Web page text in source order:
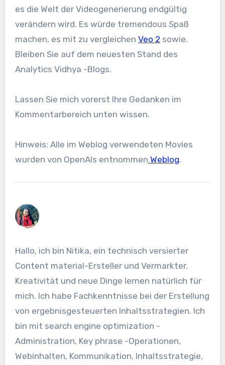
es die Welt der Videogenerierung endgültig
verändern wird. Es würde tremendous Spaß
machen, es mit zu vergleichen Veo 2 sowie.
Bleiben Sie auf dem neuesten Stand des
Analytics Vidhya -Blogs.
Lassen Sie mich vorerst Ihre Gedanken im
Kommentarbereich unten wissen.
Hinweis: Alle im Weblog verwendeten Movies
wurden von OpenAIs entnommen Weblog.
Hallo, ich bin Nitika, ein technisch versierter
Content material-Ersteller und Vermarkter.
Kreativität und neue Dinge lernen natürlich für
mich. Ich habe Fachkenntnisse bei der Erstellung
von ergebnisgesteuerten Inhaltsstrategien. Ich
bin mit search engine optimization -
Administration, Key phrase -Operationen,
Webinhalten, Kommunikation, Inhaltsstrategie,